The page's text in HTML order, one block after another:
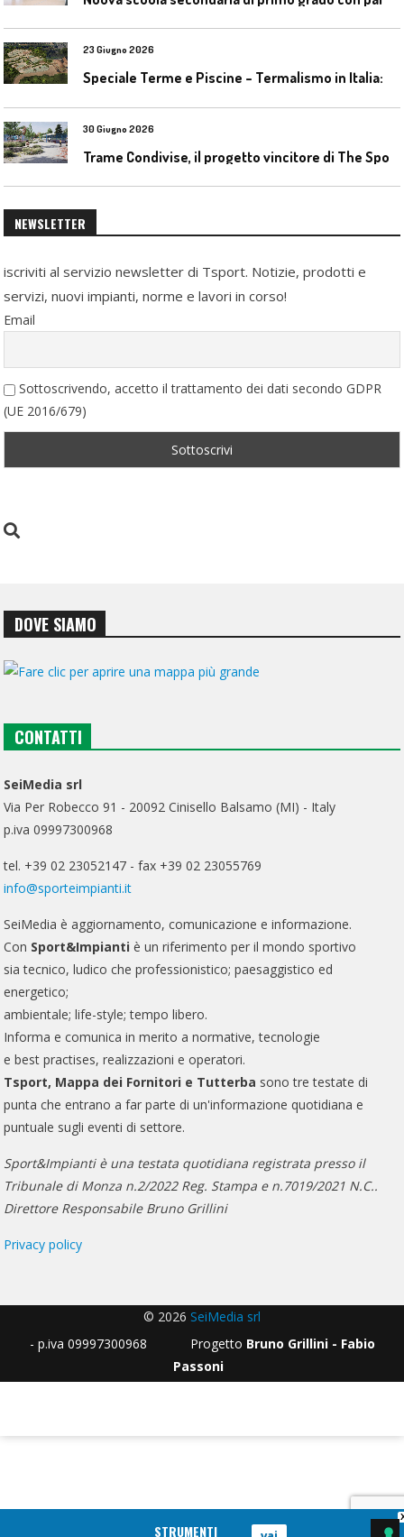
23 Giugno 2026
30 Giugno 2026
NEWSLETTER
iscriviti al servizio newsletter di Tsport. Notizie, prodotti e
servizi, nuovi impianti, norme e lavori in corso!
Email
Sottoscrivendo, accetto il trattamento dei dati secondo GDPR
(UE 2016/679)
DOVE SIAMO
CONTATTI
SeiMedia srl
Via Per Robecco 91 - 20092 Cinisello Balsamo (MI) - Italy
p.iva 09997300968
tel. +39 02 23052147 - fax +39 02 23055769
info@sporteimpianti.it
SeiMedia è aggiornamento, comunicazione e informazione.
Con Sport&Impianti è un riferimento per il mondo sportivo
sia tecnico, ludico che professionistico; paesaggistico ed
energetico;
ambientale; life-style; tempo libero.
Informa e comunica in merito a normative, tecnologie
e best practises, realizzazioni e operatori.
Tsport, Mappa dei Fornitori e Tutterba sono tre testate di
punta che entrano a far parte di un'informazione quotidiana e
puntuale sugli eventi di settore.
Sport&Impianti è una testata quotidiana registrata presso il
Tribunale di Monza n.2/2022 Reg. Stampa e n.7019/2021 N.C..
Direttore Responsabile Bruno Grillini
Privacy policy
© 2026 SeiMedia srl
- p.iva 09997300968 Progetto Bruno Grillini - Fabio
Passoni
STRUMENTI